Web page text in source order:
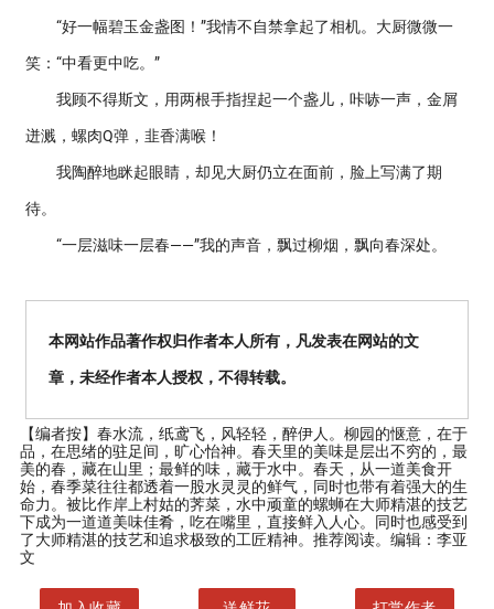
“好一幅碧玉金盏图！”我情不自禁拿起了相机。大厨微微一
笑：“中看更中吃。”
我顾不得斯文，用两根手指捏起一个盏儿，咔哧一声，金屑
迸溅，螺肉Q弹，韭香满喉！
我陶醉地眯起眼睛，却见大厨仍立在面前，脸上写满了期
待。
“一层滋味一层春——”我的声音，飘过柳烟，飘向春深处。
本网站作品著作权归作者本人所有，凡发表在网站的文
章，未经作者本人授权，不得转载。
【编者按】 春水流，纸鸢飞，风轻轻，醉伊人。柳园的惬意，在于
品，在思绪的驻足间，旷心怡神。春天里的美味是层出不穷的，最
美的春，藏在山里；最鲜的味，藏于水中。春天，从一道美食开
始，春季菜往往都透着一股水灵灵的鲜气，同时也带有着强大的生
命力。被比作岸上村姑的荠菜，水中顽童的螺蛳在大师精湛的技艺
下成为一道道美味佳肴，吃在嘴里，直接鲜入人心。同时也感受到
了大师精湛的技艺和追求极致的工匠精神。推荐阅读。编辑：李亚
文